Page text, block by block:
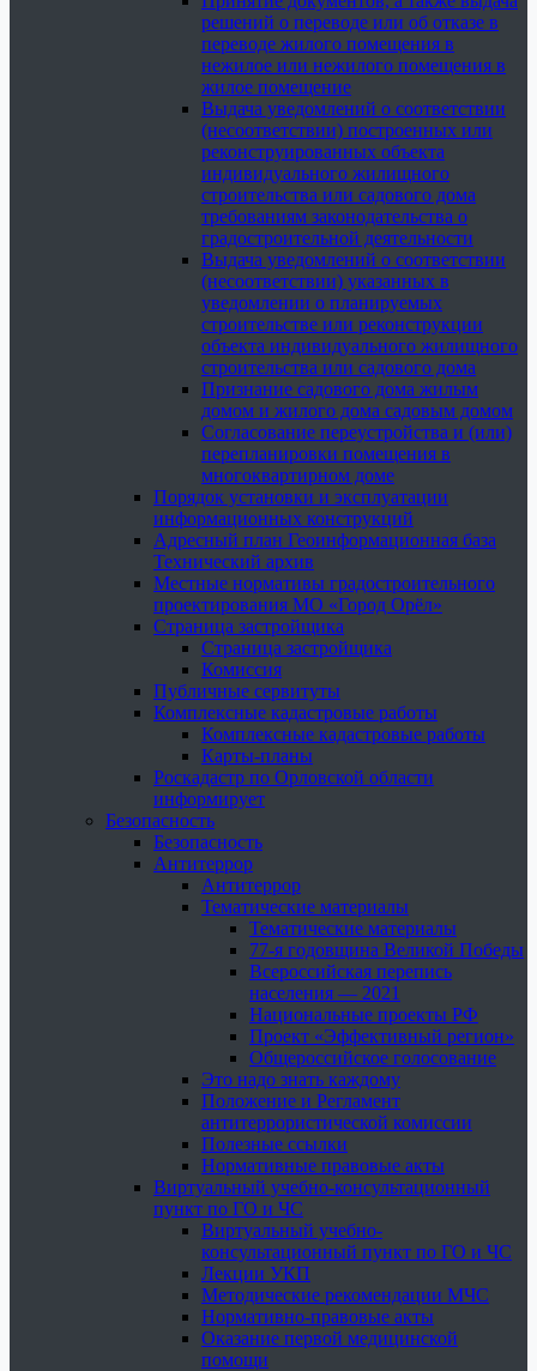
решений о переводе или об отказе в
переводе жилого помещения в
нежилое или нежилого помещения в
жилое помещение
Выдача уведомлений о соответствии
(несоответствии) построенных или
реконструированных объекта
индивидуального жилищного
строительства или садового дома
требованиям законодательства о
градостроительной деятельности
Выдача уведомлений о соответствии
(несоответствии) указанных в
уведомлении о планируемых
строительстве или реконструкции
объекта индивидуального жилищного
строительства или садового дома
Признание садового дома жилым
домом и жилого дома садовым домом
Согласование переустройства и (или)
перепланировки помещения в
многоквартирном доме
Порядок установки и эксплуатации
информационных конструкций
Адресный план Геоинформационная база
Технический архив
Местные нормативы градостроительного
проектирования МО «Город Орёл»
Страница застройщика
Страница застройщика
Комиссия
Публичные сервитуты
Комплексные кадастровые работы
Комплексные кадастровые работы
Карты-планы
Роскадастр по Орловской области
информирует
Безопасность
Безопасность
Антитеррор
Антитеррор
Тематические материалы
Тематические материалы
77-я годовщина Великой Победы
Всероссийская перепись
населения — 2021
Национальные проекты РФ
Проект «Эффективный регион»
Общероссийское голосование
Это надо знать каждому
Положение и Регламент
антитеррористической комиссии
Полезные ссылки
Нормативные правовые акты
Виртуальный учебно-консультационный
пункт по ГО и ЧС
Виртуальный учебно-
консультационный пункт по ГО и ЧС
Лекции УКП
Методические рекомендации МЧС
Нормативно-правовые акты
Оказание первой медицинской
помощи